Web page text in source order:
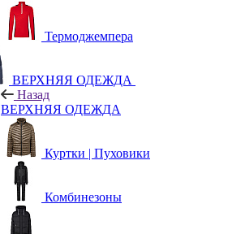
Термоджемпера
ВЕРХНЯЯ ОДЕЖДА
Назад
ВЕРХНЯЯ ОДЕЖДА
Куртки | Пуховики
Комбинезоны